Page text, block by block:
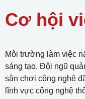
Cơ hội
Môi trường làm việc
sáng tạo. Đội ngũ
sân chơi công nghệ
lĩnh vực công nghệ